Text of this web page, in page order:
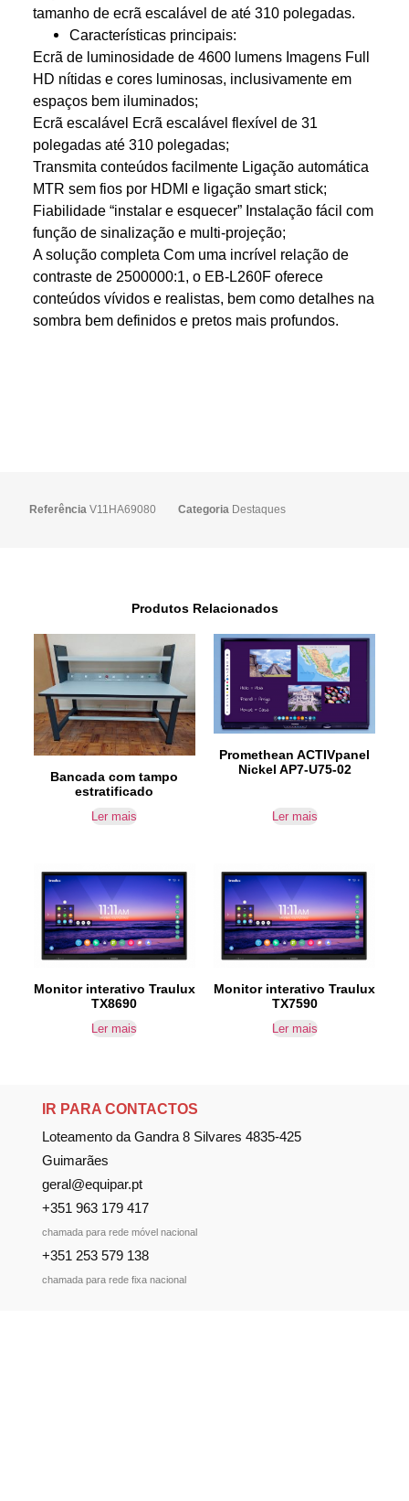
tamanho de ecrã escalável de até 310 polegadas.
Características principais:
Ecrã de luminosidade de 4600 lumens Imagens Full
HD nítidas e cores luminosas, inclusivamente em
espaços bem iluminados;
Ecrã escalável Ecrã escalável flexível de 31
polegadas até 310 polegadas;
Transmita conteúdos facilmente Ligação automática
MTR sem fios por HDMI e ligação smart stick;
Fiabilidade “instalar e esquecer” Instalação fácil com
função de sinalização e multi-projeção;
A solução completa Com uma incrível relação de
contraste de 2500000:1, o EB-L260F oferece
conteúdos vívidos e realistas, bem como detalhes na
sombra bem definidos e pretos mais profundos.
ReferênciaV11HA69080 Categoria Destaques
Produtos Relacionados
Bancada com tampo
estratificado
Ler mais
Promethean ACTIVpanel
Nickel AP7-U75-02
Ler mais
Monitor interativo Traulux
TX8690
Ler mais
Monitor interativo Traulux
TX7590
Ler mais
IR PARA CONTACTOS
Loteamento da Gandra 8 Silvares 4835-425
Guimarães
geral@equipar.pt
+351 963 179 417
chamada para rede móvel nacional
+351 253 579 138
chamada para rede fixa nacional